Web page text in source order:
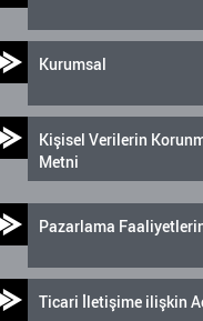
Kurumsal
Kişisel Verilerin
Metni
Pazarlama
Ticari İletişime ilişkin